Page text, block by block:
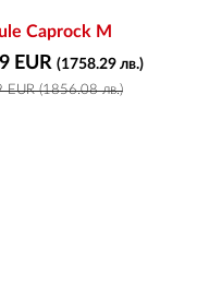
Caprock M
EUR (1758.29 лв.)
EUR (1856.08 лв.)